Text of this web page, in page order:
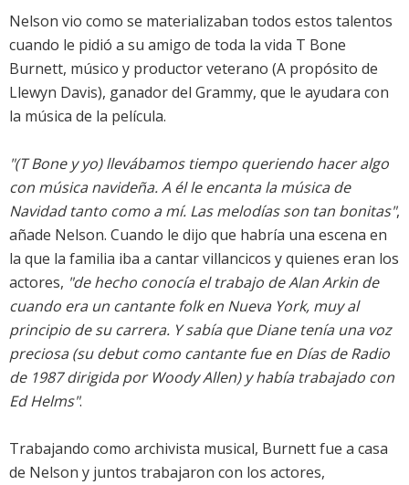
Nelson vio como se materializaban todos estos talentos
cuando le pidió a su amigo de toda la vida T Bone
Burnett, músico y productor veterano (A propósito de
Llewyn Davis), ganador del Grammy, que le ayudara con
la música de la película.
"(T Bone y yo) llevábamos tiempo queriendo hacer algo
con música navideña. A él le encanta la música de
Navidad tanto como a mí. Las melodías son tan bonitas",
añade Nelson. Cuando le dijo que habría una escena en
la que la familia iba a cantar villancicos y quienes eran los
actores, "de hecho conocía el trabajo de Alan Arkin de
cuando era un cantante folk en Nueva York, muy al
principio de su carrera. Y sabía que Diane tenía una voz
preciosa (su debut como cantante fue en Días de Radio
de 1987 dirigida por Woody Allen) y había trabajado con
Ed Helms".
Trabajando como archivista musical, Burnett fue a casa
de Nelson y juntos trabajaron con los actores,